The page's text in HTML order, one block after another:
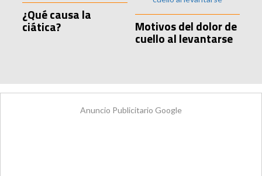
¿Qué causa la
ciática? Motivos del dolor de
cuello al levantarse
Anuncio Publicitario Google